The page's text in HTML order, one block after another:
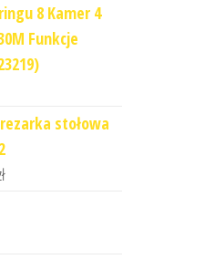
8 Kamer 4
Funkcje
stołowa